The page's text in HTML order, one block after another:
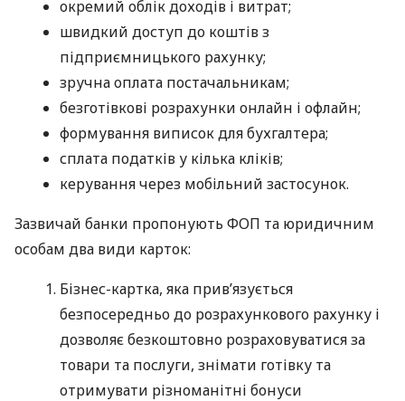
окремий облік доходів і витрат;
швидкий доступ до коштів з
підприємницького рахунку;
зручна оплата постачальникам;
безготівкові розрахунки онлайн і офлайн;
формування виписок для бухгалтера;
сплата податків у кілька кліків;
керування через мобільний застосунок.
Зазвичай банки пропонують ФОП та юридичним
особам два види карток:
Бізнес-картка, яка прив’язується
безпосередньо до розрахункового рахунку і
дозволяє безкоштовно розраховуватися за
товари та послуги, знімати готівку та
отримувати різноманітні бонуси